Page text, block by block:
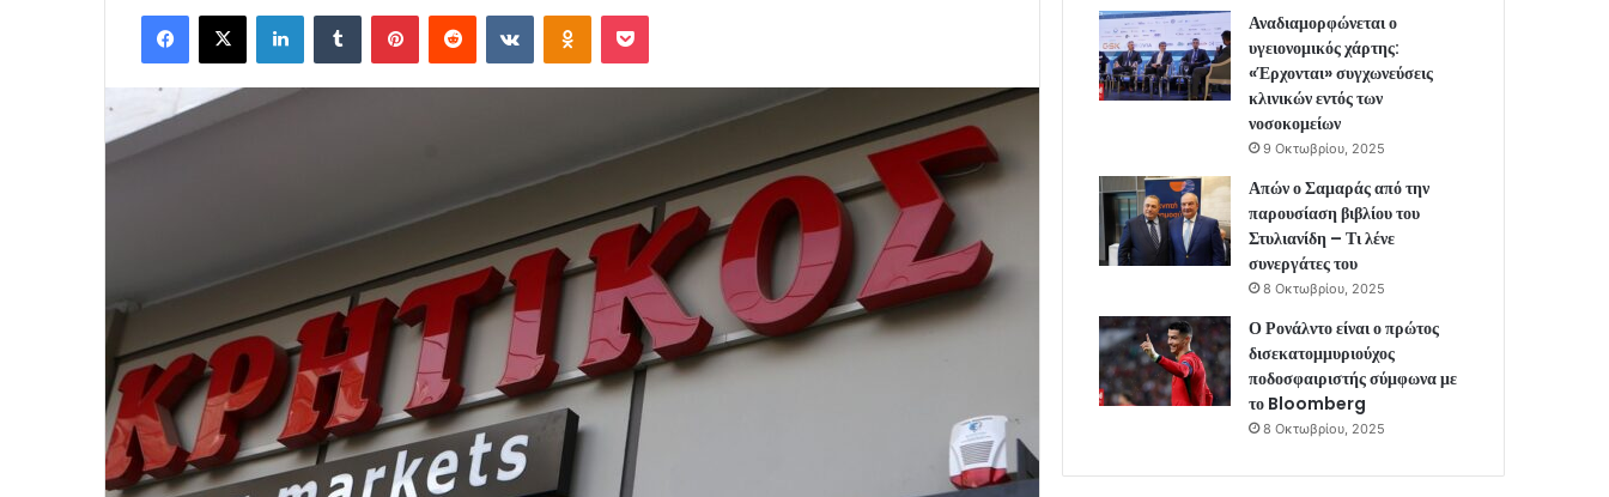
email
Facebook
X LinkedInTumblr PinterestReddit VKontakteOdnoklassniki
Pocket
Αναδιαμορφώνεται ο
υγειονομικός χάρτης:
«Έρχονται» συγχωνεύσεις
κλινικών εντός των
νοσοκομείων
9 Οκτωβρίου, 2025
Απών ο Σαμαράς από την
παρουσίαση βιβλίου του
Στυλιανίδη – Τι λένε
συνεργάτες του
8 Οκτωβρίου, 2025
Ο Ρονάλντο είναι ο πρώτος
δισεκατομμυριούχος
ποδοσφαιριστής σύμφωνα με
το Bloomberg
8 Οκτωβρίου, 2025